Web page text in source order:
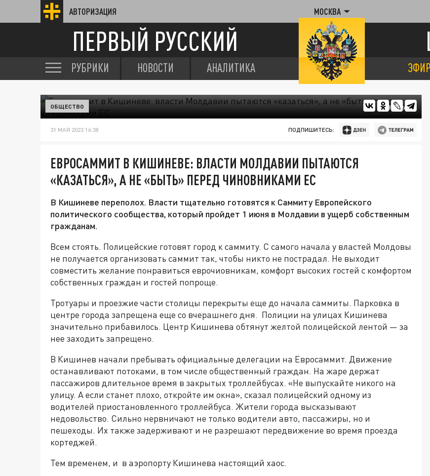
АВТОРИЗАЦИЯ МОСКВА
ПЕРВЫЙ РУССКИЙ
РУБРИКИ НОВОСТИ АНАЛИТИКА ЭФИР
ЦАРЬГРАД
ОБЩЕСТВО
31 МАЯ 2023 16:38 ПОДПИШИТЕСЬ:
ЕВРОСАММИТ В КИШИНЕВЕ: ВЛАСТИ МОЛДАВИИ ПЫТАЮТСЯ
«КАЗАТЬСЯ», А НЕ «БЫТЬ» ПЕРЕД ЧИНОВНИКАМИ ЕС
В Кишиневе переполох. Власти тщательно готовятся к Саммиту Европейского
политического сообщества, который пройдет 1 июня в Молдавии в ущерб собственным
гражданам.
Всем стоять. Полицейские готовят город к саммиту. С самого начала у властей Молдовы
не получается организовать саммит так, чтобы никто не пострадал. Не выходит
совместить желание понравиться еврочиовникам, комфорт высоких гостей с комфортом
собственных граждан и гостей попроще.
Тротуары и проезжие части столицы перекрыты еще до начала саммиты. Парковка в
центре города запрещена еще со вчерашнего дня. Полиции на улицах Кишинева
значительно прибавилось. Центр Кишинева обтянут желтой полицейской лентой — за
нее заходить запрещено.
В Кишинев начали пребывать официальные делегации на Евросаммит. Движение
останавливают потоками, в том числе общественный граждан. На жаре держат
пассажиров длительное время в закрытых троллейбусах. «Не выпускайте никого на
улицу. А если станет плохо, откройте им окна», сказал полицейский одному из
водителей приостановленного троллейбуса. Жители города высказывают
недовольство. Сильно нервничают не только водители авто, пассажиры, но и
пешеходы. Их также задерживают и не разрешают передвижение во время проезда
кортеджей.
Тем временем, и в аэропорту Кишинева настоящий хаос.